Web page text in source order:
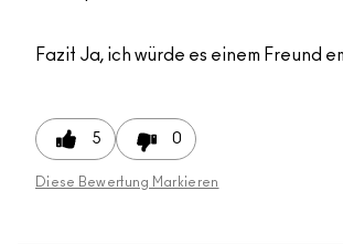
Fazit Ja, ich würde es einem Freund
5 0
Diese Bewertung Markieren